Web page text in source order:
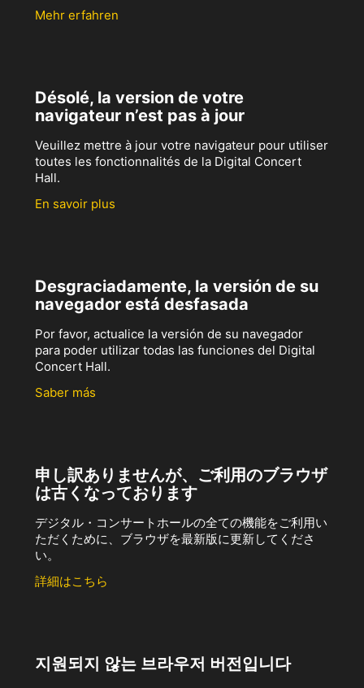
Mehr erfahren
Désolé, la version de votre
navigateur n’est pas à jour
Veuillez mettre à jour votre navigateur pour utiliser
toutes les fonctionnalités de la Digital Concert
Hall.
En savoir plus
Desgraciadamente, la versión de su
navegador está desfasada
Por favor, actualice la versión de su navegador
para poder utilizar todas las funciones del Digital
Concert Hall.
Saber más
申し訳ありませんが、ご利用のブラウザ
は古くなっております
デジタル・コンサートホールの全ての機能をご利用い
ただくために、ブラウザを最新版に更新してくださ
い。
詳細はこちら
지원되지 않는 브라우저 버전입니다